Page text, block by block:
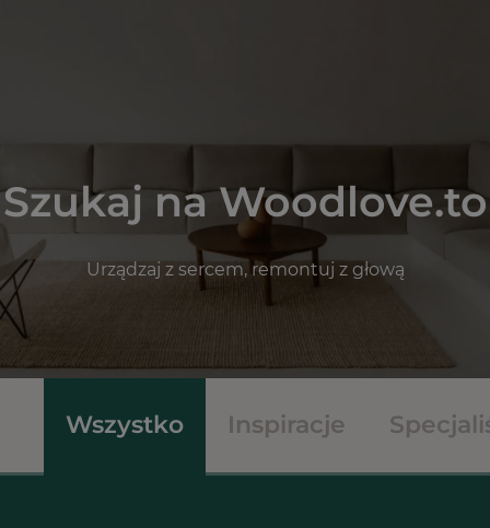
Szukaj na Woodlove.to
Urządzaj z sercem, remontuj z głową
Wszystko Inspiracje